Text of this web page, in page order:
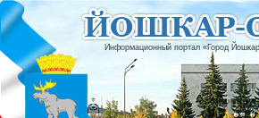
Информационный портал «Город